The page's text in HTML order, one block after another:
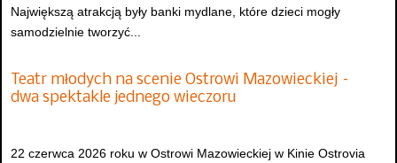
Największą atrakcją były banki mydlane, które dzieci mogły
samodzielnie tworzyć...
Teatr młodych na scenie Ostrowi Mazowieckiej –
dwa spektakle jednego wieczoru
22 czerwca 2026 roku w Ostrowi Mazowieckiej w Kinie Ostrovia